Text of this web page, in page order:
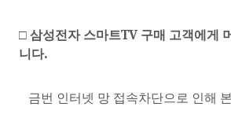
□ 삼성전자 스마트TV구매 고객에게
니다.
금번 인터넷 망 접속차단으로 인해